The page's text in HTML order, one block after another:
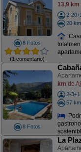
8 Fotos
(1 comentario)
13,9 km
2-
20
8 Fotos
km de
2-3+1
57
La